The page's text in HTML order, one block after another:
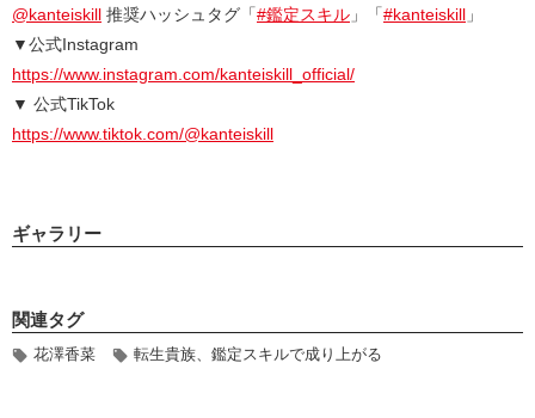
@kanteiskill 推奨ハッシュタグ「#鑑定スキル 」「#kanteiskill 」
▼公式Instagram
https://www.instagram.com/kanteiskill_official/
▼ 公式TikTok
https://www.tiktok.com/@kanteiskill
ギャラリー
関連タグ
花澤香菜 転生貴族、鑑定スキルで成り上がる